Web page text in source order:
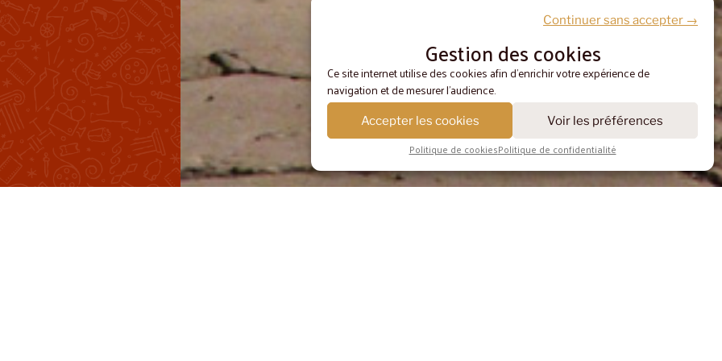
Gestion des cookies
Ce site internet utilise des cookies afin d'enrichir votre expérience de
navigation et de mesurer l'audience.
Accepter les cookies
Continuer sans accepter →
Voir les préférences
Politique de cookiesPolitique de confidentialité